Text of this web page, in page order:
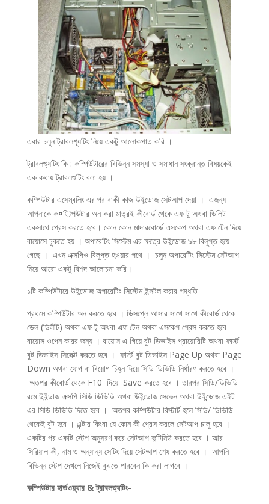
এবার চলুন ট্রাবলশ্যূটিং নিয়ে একটু আলোকপাত করি ।
ট্রাবলশ্যুটিং কি : কম্পিউটারের বিভিন্ন সমস্যা ও সমাধান সংক্রান্ত বিষয়কেই
এক কথায় ট্রাবলশুটিং বলা হয় ।
কম্পিউটার এসেম্বলিং এর পর বাকী কাজ উইন্ডোজ সেটআপ দেয়া । এজন্য
আপনাকে ক¤িপউটার অন করা মাত্রই কীবোর্ড থেকে এফ টু অথবা ডিলিট
একসাথে প্রেস করতে হবে। কোন কোন মাদারবোর্ডে এসকেপ অথবা এফ টেন দিয়ে
বায়োসে ঢুকতে হয় । অপারেটিং সিস্টেম এর ক্ষত্রে উইন্ডোজ ৯৮ বিলুপ্ত হয়ে
গেছে । এখন এক্সপিও বিলুপ্ত হওয়ার পথে । চলুন অপারেটিং সিস্টেম সেটআপ
নিয়ে আরো একটু বিশদ আলোচনা করি।
১টি কম্পিউটারে উইন্ডোজ অপারেটিং সিস্টেম ইন্সটল করার পদ্ধতি-
প্রথমে কম্পিউটার অন করতে হবে । ডিসপ্লে আসার সাথে সাথে কীবোর্ড থেকে
ডেল (ডিলীট) অথবা এফ টু অথবা এফ টেন অথবা এসকেপ প্রেস করতে হবে
বায়োস ওপেন কারর জন্য । বায়োস এ গিয়ে বুট ডিভাইস প্রায়োরিটি অথবা ফার্স্ট
বুট ডিভাইস সিলেক্ট করতে হবে । ফার্স্ট বুট ডিভাইস Page Up অথবা Page
Down অথবা যোগ বা বিয়োগ চিহ্ন দিয়ে সিডি ডিভিডি নির্ধারণ করতে হবে ।
অতপর কীবোর্ড থেকে F10 দিয়ে Save করতে হবে । তারপর সিডি/ডিভিডি
রমে উইন্ডাজ এক্সপি সিডি ডিভিডি অথবা উইন্ডোজ সেভেন অথবা উইন্ডোজ এইট
এর সিডি ডিভিডি দিতে হবে । অতপর কম্পিউটার রিস্টার্ট হলে সিডি/ ডিভিডি
থেকেই বুট হবে । এন্টার কিংবা যে কোন কী প্রেস করলে সেটআপ চালু হবে ।
একটির পর একটি স্টেপ অনুসরণ করে সেটআপ কন্টিনিউ করতে হবে । আর
সিরিয়াল কী, নাম ও অন্যান্য সেটিং দিয়ে সেটআপ শেষ করতে হবে । আপনি
বিভিন্ন স্টেপ দেখলে নিজেই বুঝতে পারবেন কি করা লাগবে ।
কম্পিউটার হার্ডওয়্যার & ট্রাবলশ্যুটিং-